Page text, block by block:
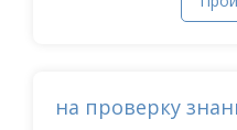
на проверку